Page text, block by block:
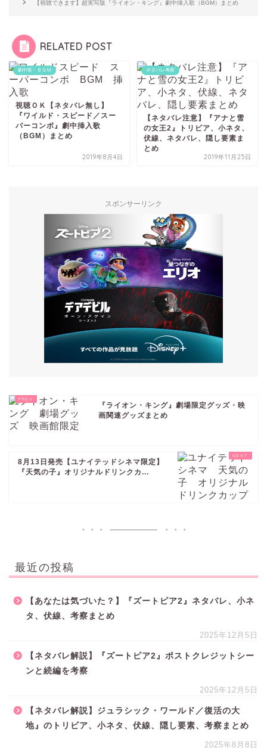
【視聴できます】超実写版『ライオン・キング』劇中挿入歌（BGM）まとめ
RELATED POST
劇中歌・ＢＧＭ
視聴ＯＫ【ネタバレ無し】
『ワイルド・スピード／スー
パーコンボ』劇中挿入歌
（BGM）まとめ
2019年8月4日
ネタバレ考察
【ネタバレ注意】『アナと雪
の女王2』トリビア、小ネタ、
伏線、ネタバレ、隠し要素ま
とめ
2019年11月25日
スポンサーリンク
『ライオン・キング』劇場限定グッズ・映
画関連グッズまとめ
8月13日発売【ユナイテッドシネマ限定】
『天気の子』オリジナルドリンクカ...
最近の投稿
【あなたは気づいた？】『ズートピア2』ネタバレ、小ネ
タ、伏線、考察まとめ
2025年12月5日
【ネタバレ解説】『ズートピア2』ポストクレジットシー
ンと続編を考察
2025年12月5日
【ネタバレ解説】ジュラシック・ワールド／復活の大
地』のトリビア、小ネタ、伏線、隠し要素、考察まとめ
2025年8月8日